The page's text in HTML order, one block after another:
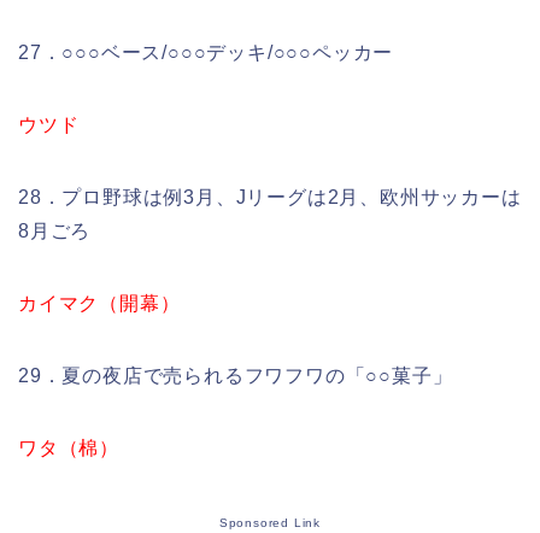
27．○○○ベース/○○○デッキ/○○○ペッカー
ウツド
28．プロ野球は例3月、Jリーグは2月、欧州サッカーは
8月ごろ
カイマク（開幕）
29．夏の夜店で売られるフワフワの「○○菓子」
ワタ（棉）
Sponsored Link